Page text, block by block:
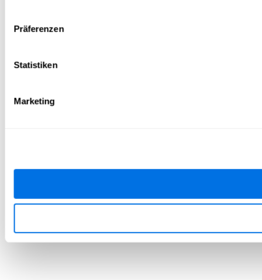
Präferenzen
Statistiken
Marketing